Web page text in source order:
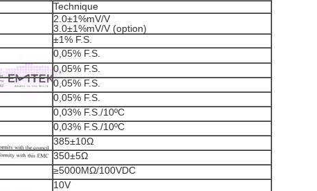
Technique
2.0±1%mV/V
3.0±1%mV/V (option)
±1% F.S.
0,05% F.S.
0,05% F.S.
0,05% F.S.
0,05% F.S.
0,03% F.S./10ºC
0,03% F.S./10ºC
385±10Ω
350±5Ω
≥5000MΩ/100VDC
10V